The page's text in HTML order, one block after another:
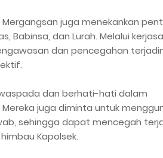
juga menekankan
Babinsa, dan Lurah. Melalui
dan pencegahan
dan berhati-hati dalam
juga diminta untuk
sehingga dapat mencegah
Kapolsek.